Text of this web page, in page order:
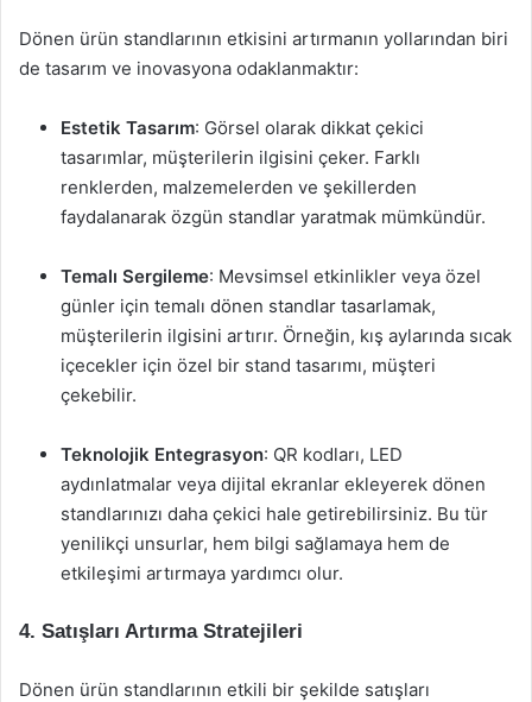
Dönen ürün standlarının etkisini artırmanın yollarından biri
de tasarım ve inovasyona odaklanmaktır:
Estetik Tasarım: Görsel olarak dikkat çekici
tasarımlar, müşterilerin ilgisini çeker. Farklı
renklerden, malzemelerden ve şekillerden
faydalanarak özgün standlar yaratmak mümkündür.
Temalı Sergileme: Mevsimsel etkinlikler veya özel
günler için temalı dönen standlar tasarlamak,
müşterilerin ilgisini artırır. Örneğin, kış aylarında sıcak
içecekler için özel bir stand tasarımı, müşteri
çekebilir.
Teknolojik Entegrasyon: QR kodları, LED
aydınlatmalar veya dijital ekranlar ekleyerek dönen
standlarınızı daha çekici hale getirebilirsiniz. Bu tür
yenilikçi unsurlar, hem bilgi sağlamaya hem de
etkileşimi artırmaya yardımcı olur.
4. Satışları Artırma Stratejileri
Dönen ürün standlarının etkili bir şekilde satışları